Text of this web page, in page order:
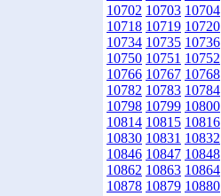
10702 10703 10704
10718 10719 10720
10734 10735 10736
10750 10751 10752
10766 10767 10768
10782 10783 10784
10798 10799 10800
10814 10815 10816
10830 10831 10832
10846 10847 10848
10862 10863 10864
10878 10879 10880